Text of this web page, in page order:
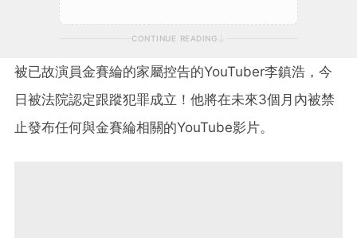
CONTINUE READING
被已故演員金賽綸的家屬控告的YouTuber李鎮浩，今
日被法院認定跟蹤犯罪成立！他將在未來3個月內被禁
止發布任何與金賽綸相關的YouTube影片。